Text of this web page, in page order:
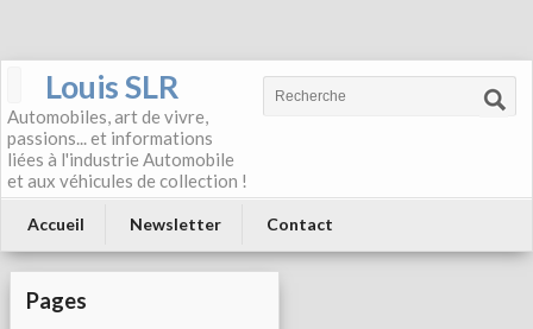
Louis SLR
Automobiles, art de vivre,
passions... et informations
liées à l'industrie Automobile
et aux véhicules de collection !
Accueil Newsletter Contact
Pages